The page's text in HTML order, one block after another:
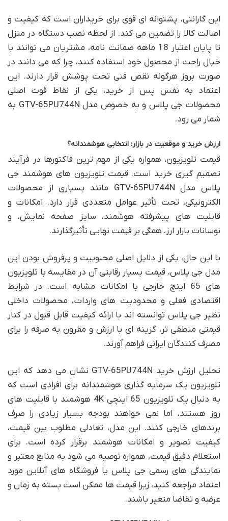
این گارانتی، پشتوانه ای قوی برای خریداران است که کیفیت و
اصالت کالا را تضمین می کند. از لحظه نصب دستگاه در منزل
تا پایان اعتبار 18 ماهه ضمانت نامه، مشتریان می توانند با
خیال راحت از محصول خود استفاده کنند، چرا که می دانند در
صورت بروز هرگونه نقص فنی تحت پوشش قرار دارند. این
اعتماد به نفس پس از خرید، یکی از نقاط قوت اصلی
محصولات جی پلاس و به خصوص مدل GTV-65PU744N به
شمار می رود.
ارزش خرید و موقعیت در بازار: انتخابی هوشمندانه؟
قیمت تلویزیون، همواره یکی از مهم ترین فاکتورها در فرآیند
تصمیم گیری خرید است. قیمت تلویزیون های هوشمند جی
پلاس مدل GTV-65PU744N مانند بسیاری از محصولات
الکترونیکی، تحت تأثیر عوامل متعددی قرار دارد. امکانات و
قابلیت های پیشرفته هوشمند، سایز صفحه نمایش، و
نوسانات بازار ارز، همگی بر قیمت نهایی تأثیرگذارند.
با این حال، یکی از دلایل اصلی محبوبیت و پرفروش بودن این
مدل جی پلاس، قیمت بسیار رقابتی آن در مقایسه با تلویزیون
های 65 اینچ خارجی با امکانات مشابه است. در شرایط
اقتصادی فعلی و محدودیت های واردات، محصولات داخلی
نظیر جی پلاس توانسته اند با ارائه کیفیت قابل قبول در کنار
قیمتی منطقی تر، گزینه ای با ارزش و مقرون به صرفه را برای
مصرف کنندگان ایرانی فراهم آورند.
تحلیل ارزش خرید GTV-65PU744N نشان می دهد که این
تلویزیون یک سرمایه گذاری هوشمندانه برای افرادی است که
به دنبال یک تلویزیون 65 اینچی 4K هوشمند با قابلیت های
روز هستند، اما نمی خواهند بودجه بسیار زیادی را صرف
برندهای خارجی کنند. این مدل، تعادلی مطلوب بین قیمت،
کیفیت تصویر و امکانات هوشمند برقرار کرده است. برای
استعلام دقیق قیمت، همواره توصیه می شود به منابع معتبر و
نمایندگی های رسمی جی پلاس یا فروشگاه های آنلاین مورد
اعتماد مراجعه کنید، زیرا قیمت ها ممکن است بسته به زمان و
عرضه و تقاضا متغیر باشند.